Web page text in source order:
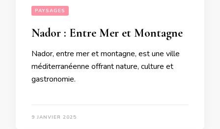
PAYSAGES
Nador : Entre Mer et Montagne
Nador, entre mer et montagne, est une ville
méditerranéenne offrant nature, culture et
gastronomie.
9 JANVIER 2025